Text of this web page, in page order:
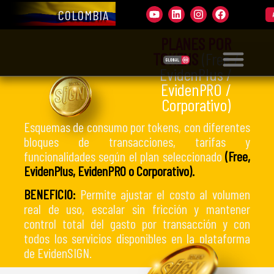
COLOMBIA
PLANES
TOKENS (Free /
EvidenPlus /
EvidenPRO /
Corporativo)
Esquemas de consumo por tokens, con diferentes
bloques de transacciones, tarifas y
funcionalidades según el plan seleccionado (Free,
EvidenPlus, EvidenPRO o Corporativo).
BENEFICIO: Permite ajustar el costo al volumen
real de uso, escalar sin fricción y mantener
control total del gasto por transacción y con
todos los servicios disponibles en la plataforma
de EvidenSIGN.